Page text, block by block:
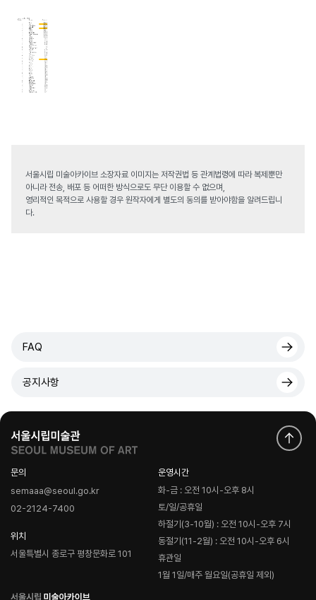
서울시립 미술아카이브 소장자료 이미지는 저작권법 등 관계법령에 따라 복제뿐만
아니라 전송, 배포 등 어떠한 방식으로도 무단 이용할 수 없으며,
영리적인 목적으로 사용할 경우 원작자에게 별도의 동의를 받아야함을 알려드립니
다.
FAQ
공지사항
문의
semaaa@seoul.go.kr
02-2124-7400
위치
서울특별시 종로구 평창문화로 101
운영시간
화-금 : 오전 10시-오후 8시
토/일/공휴일
하절기(3-10월) : 오전 10시-오후 7시
동절기(11-2월) : 오전 10시-오후 6시
휴관일
1월 1일/매주 월요일(공휴일 제외)
로